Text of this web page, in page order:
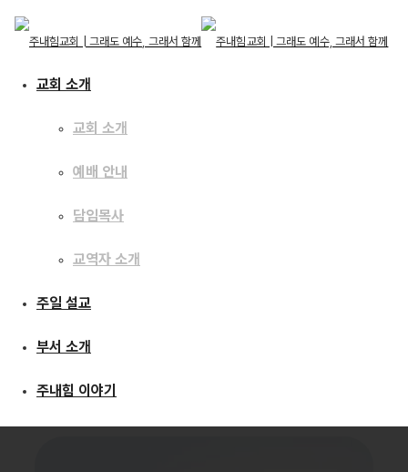
교회 소개
교회 소개
교역자 소개
주일 설교
부서 소개
주내힘 이야기
교회 소개
교회 소개
예배 안내
담임목사
교역자 소개
주일 설교
부서 소개
주내힘 이야기
주일 설교
[16.07.17] 예수이야기21
: 시험을 이기는 비결